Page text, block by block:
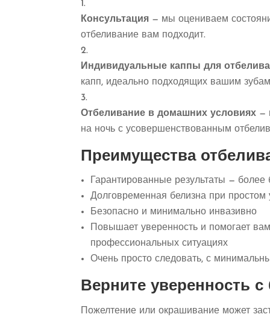
Консультация — мы оцениваем
отбеливание вам подходит.
Индивидуальные каппы для
капп, идеально подходящих вашим
Отбеливание в домашних условиях —
на ночь с усовершенствованным
Преимущества
Гарантированные результаты —
Долговременная белизна при простом
Безопасно и минимально инвазивно
Повышает уверенность и помогает
профессиональных ситуациях
Очень просто следовать, с
Верните уверенность
Пожелтение или окрашивание может